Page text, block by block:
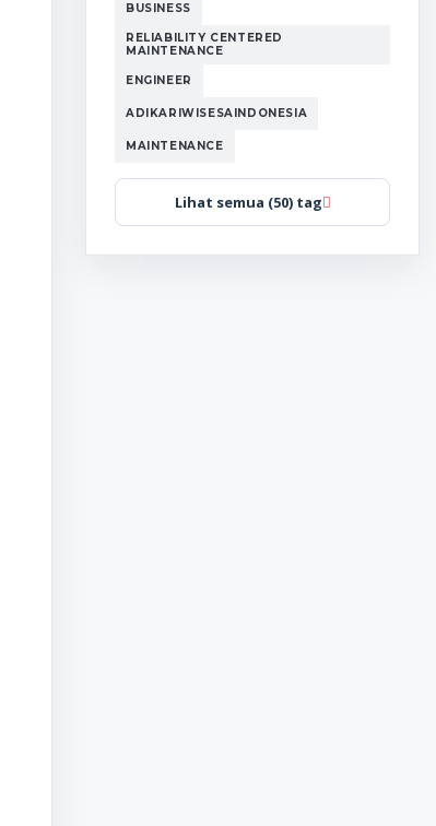
BUSINESS
RELIABILITY CENTERED
MAINTENANCE
ENGINEER
ADIKARIWISESAINDONESIA
MAINTENANCE
Lihat semua (50) tag